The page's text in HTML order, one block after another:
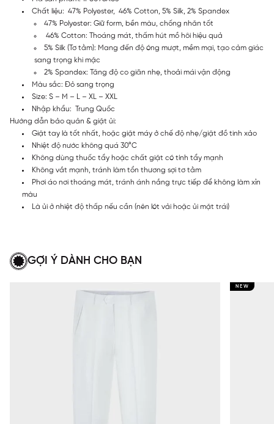
Chất liệu: 47% Polyester, 46% Cotton, 5% Silk, 2% Spandex
47% Polyester: Giữ form, bền màu, chống nhăn tốt
46% Cotton: Thoáng mát, thấm hút mồ hôi hiệu quả
5% Silk (Tơ tằm): Mang đến độ óng mượt, mềm mại, tạo cảm giác
sang trọng khi mặc
2% Spandex: Tăng độ co giãn nhẹ, thoải mái vận động
Màu sắc: Đỏ sang trọng
Size: S – M – L – XL – XXL
Nhập khẩu: Trung Quốc
Hướng dẫn bảo quản & giặt ủi:
Giặt tay là tốt nhất, hoặc giặt máy ở chế độ nhẹ/giặt đồ tinh xảo
Nhiệt độ nước không quá 30°C
Không dùng thuốc tẩy hoặc chất giặt có tính tẩy mạnh
Không vắt mạnh, tránh làm tổn thương sợi tơ tằm
Phơi áo nơi thoáng mát, tránh ánh nắng trực tiếp để không làm xỉn
màu
Là ủi ở nhiệt độ thấp nếu cần (nên lót vải hoặc ủi mặt trái)
GỢI Ý DÀNH CHO BẠN
NEW